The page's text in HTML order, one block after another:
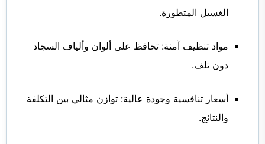
الغسيل المتطورة.
مواد تنظيف آمنة: تحافظ على ألوان وألياف السجاد
دون تلف.
أسعار تنافسية وجودة عالية: توازن مثالي بين التكلفة
والنتائج.